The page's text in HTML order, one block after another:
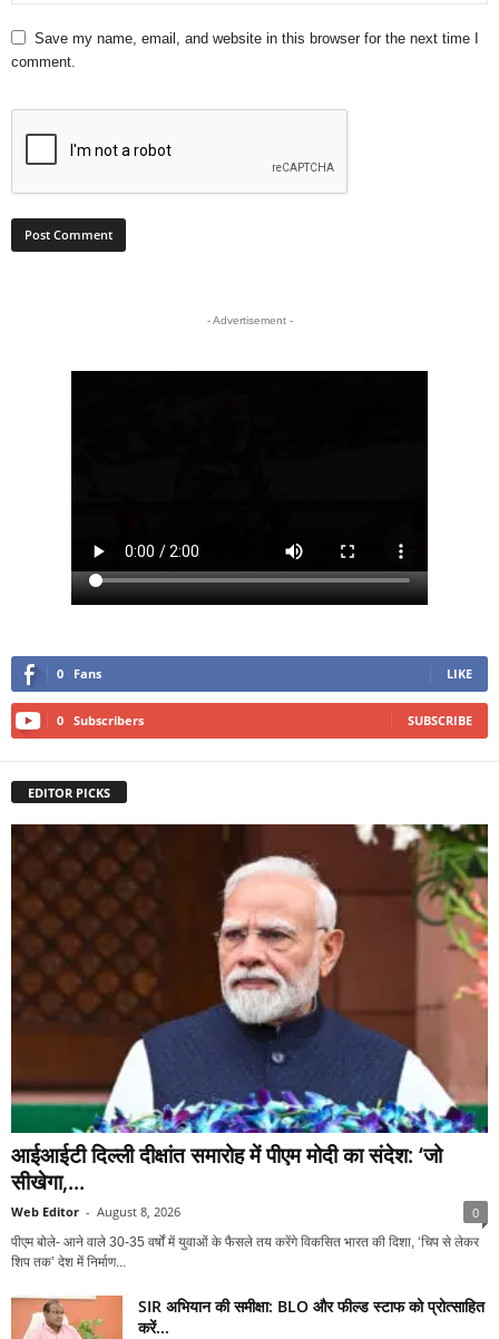
Save my name, email, and website in this browser for the next time I
comment.
- Advertisement -
0 Fans LIKE
0 Subscribers SUBSCRIBE
EDITOR PICKS
आईआईटी दिल्ली दीक्षांत समारोह में पीएम मोदी का संदेश: ‘जो
सीखेगा,...
Web Editor - August 8, 2026 0
पीएम बोले- आने वाले 30-35 वर्षों में युवाओं के फैसले तय करेंगे विकसित भारत की दिशा, ‘चिप से लेकर
शिप तक’ देश में निर्माण...
SIR अभियान की समीक्षा: BLO और फील्ड स्टाफ को प्रोत्साहित
करें...